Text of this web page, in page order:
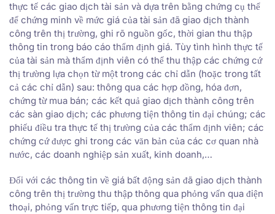
thực tế các giao dịch tài sản và dựa trên bằng chứng cụ thể
để chứng minh về mức giá của tài sản đã giao dịch thành
công trên thị trường, ghi rõ nguồn gốc, thời gian thu thập
thông tin trong báo cáo thẩm định giá. Tùy tình hình thực tế
của tài sản mà thẩm định viên có thể thu thập các chứng cứ
thị trường lựa chọn từ một trong các chỉ dẫn (hoặc trong tất
cả các chỉ dẫn) sau: thông qua các hợp đồng, hóa đơn,
chứng từ mua bán; các kết quả giao dịch thành công trên
các sàn giao dịch; các phương tiện thông tin đại chúng; các
phiếu điều tra thực tế thị trường của các thẩm định viên; các
chứng cứ được ghi trong các văn bản của các cơ quan nhà
nước, các doanh nghiệp sản xuất, kinh doanh,…
Đối với các thông tin về giá bất động sản đã giao dịch thành
công trên thị trường thu thập thông qua phỏng vấn qua điện
thoại, phỏng vấn trực tiếp, qua phương tiện thông tin đại